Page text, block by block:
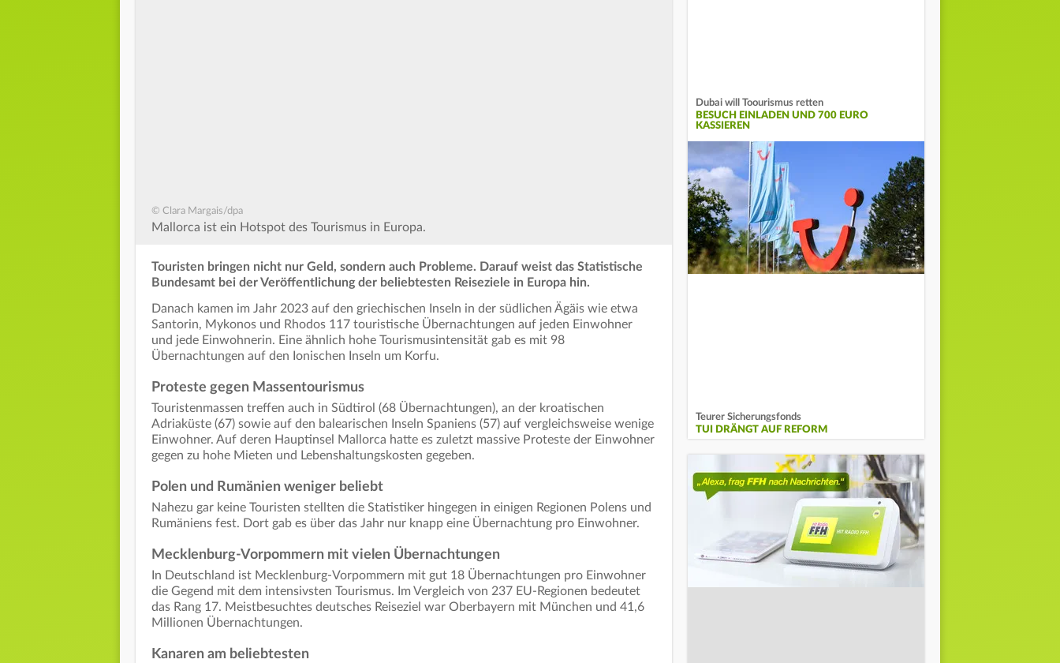
© Clara Margais/dpa
Mallorca ist ein Hotspot des Tourismus in Europa.
Touristen bringen nicht nur Geld, sondern auch Probleme. Darauf weist das Statistische
Bundesamt bei der Veröffentlichung der beliebtesten Reiseziele in Europa hin.
Danach kamen im Jahr 2023 auf den griechischen Inseln in der südlichen Ägäis wie etwa
Santorin, Mykonos und Rhodos 117 touristische Übernachtungen auf jeden Einwohner
und jede Einwohnerin. Eine ähnlich hohe Tourismusintensität gab es mit 98
Übernachtungen auf den Ionischen Inseln um Korfu.
Proteste gegen Massentourismus
Touristenmassen treffen auch in Südtirol (68 Übernachtungen), an der kroatischen
Adriaküste (67) sowie auf den balearischen Inseln Spaniens (57) auf vergleichsweise wenige
Einwohner. Auf deren Hauptinsel Mallorca hatte es zuletzt massive Proteste der Einwohner
gegen zu hohe Mieten und Lebenshaltungskosten gegeben.
Polen und Rumänien weniger beliebt
Nahezu gar keine Touristen stellten die Statistiker hingegen in einigen Regionen Polens und
Rumäniens fest. Dort gab es über das Jahr nur knapp eine Übernachtung pro Einwohner.
Mecklenburg-Vorpommern mit vielen Übernachtungen
In Deutschland ist Mecklenburg-Vorpommern mit gut 18 Übernachtungen pro Einwohner
die Gegend mit dem intensivsten Tourismus. Im Vergleich von 237 EU-Regionen bedeutet
das Rang 17. Meistbesuchtes deutsches Reiseziel war Oberbayern mit München und 41,6
Millionen Übernachtungen.
Kanaren am beliebtesten
Dubai will Toourismus retten
BESUCH EINLADEN UND 700 EURO
KASSIEREN
Teurer Sicherungsfonds
TUI DRÄNGT AUF REFORM